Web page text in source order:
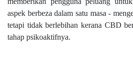
aspek berbeza dalam satu masa -
tetapi tidak berlebihan kerana CBD
tahap psikoaktifnya.